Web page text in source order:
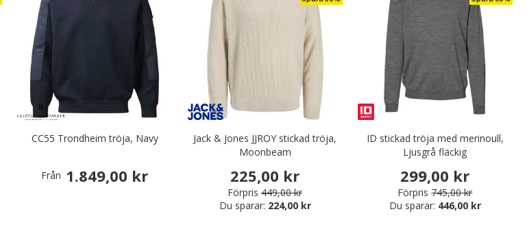
CC55 Trondheim tröja, Navy
Från 1.849,00 kr
Jack & Jones JJROY stickad tröja,
Moonbeam
225,00 kr
Förpris 449,00 kr
Du sparar: 224,00 kr
ID stickad tröja med merinoull,
Ljusgrå fläckig
299,00 kr
Förpris 745,00 kr
Du sparar: 446,00 kr